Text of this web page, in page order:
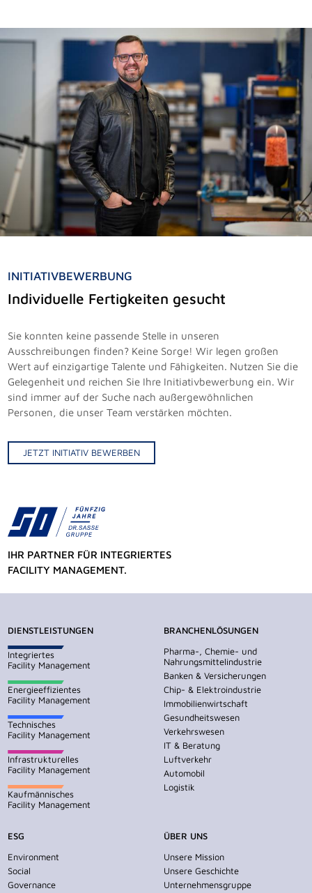
INITIATIVBEWERBUNG
Individuelle Fertigkeiten gesucht
Sie konnten keine passende Stelle in unseren
Ausschreibungen finden? Keine Sorge! Wir legen großen
Wert auf einzigartige Talente und Fähigkeiten. Nutzen Sie die
Gelegenheit und reichen Sie Ihre Initiativbewerbung ein. Wir
sind immer auf der Suche nach außergewöhnlichen
Personen, die unser Team verstärken möchten.
JETZT INITIATIV BEWERBEN
IHR PARTNER FÜR INTEGRIERTES
FACILITY MANAGEMENT.
DIENSTLEISTUNGEN
Integriertes
Facility Management
Energieeffizientes
Facility Management
Technisches
Facility Management
Infrastrukturelles
Facility Management
Kaufmännisches
Facility Management
BRANCHENLÖSUNGEN
Pharma-, Chemie- und
Nahrungsmittelindustrie
Banken & Versicherungen
Chip- & Elektroindustrie
Immobilienwirtschaft
Gesundheitswesen
Verkehrswesen
IT & Beratung
Luftverkehr
Automobil
Logistik
ESG
Environment
Social
Governance
ÜBER UNS
Unsere Mission
Unsere Geschichte
Unternehmensgruppe